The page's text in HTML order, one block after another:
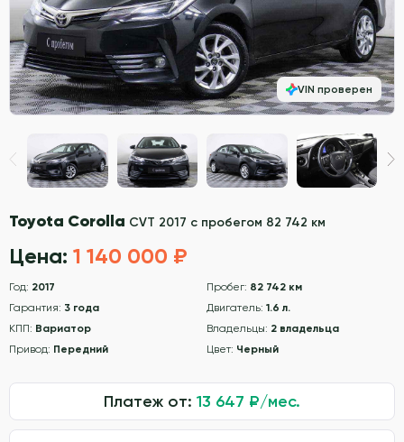
Toyota Corolla CVT 2017 с пробегом 82 742 км
Цена: 1 140 000 ₽
Год: 2017 Пробег: 82 742 км
Гарантия: 3 года Двигатель: 1.6 л.
КПП: Вариатор Владельцы: 2 владельца
Привод: Передний Цвет: Черный
Платеж от: 13 647 ₽/мес.
VIN проверен